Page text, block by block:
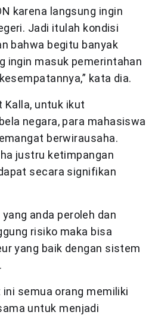
karena langsung ingin
Jadi itulah kondisi
bahwa begitu banyak
ingin masuk pemerintahan
kata dia.
Kalla, untuk ikut
negara, para mahasiswa
berwirausaha.
justru ketimpangan
secara signifikan
anda peroleh dan
risiko maka bisa
yang baik dengan sistem
semua orang memiliki
untuk menjadi